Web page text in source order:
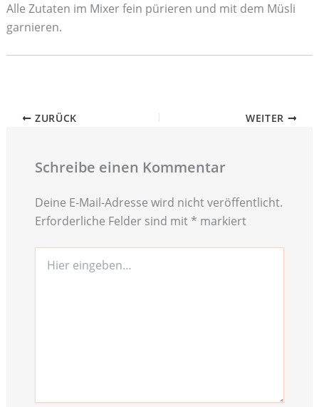
Alle Zutaten im Mixer fein pürieren und mit dem Müsli
garnieren.
ZURÜCK WEITER
Schreibe einen Kommentar
Deine E-Mail-Adresse wird nicht veröffentlicht.
Erforderliche Felder sind mit * markiert
eingeben…